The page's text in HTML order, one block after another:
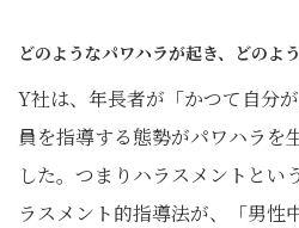
どのようなパワハラが起き、どのよ
Y社は、年長者が「かつて自分
員を指導する態勢がパワハラを
した。つまりハラスメントとい
ラスメント的指導法が、「男性